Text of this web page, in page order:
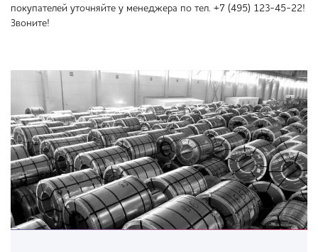
покупателей уточняйте у менеджера по тел. +7 (495) 123-45-22!
Звоните!